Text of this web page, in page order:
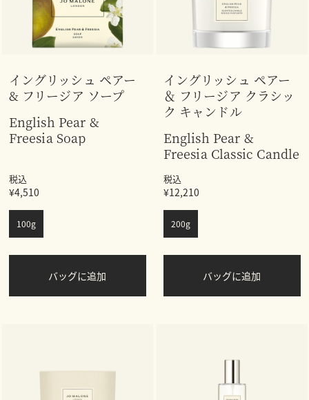
イングリッシュ ペアー
& フリージア ソープ
English Pear &
Freesia Soap
税込
¥4,510
100g
バッグに追加
イングリッシュ ペアー
＆ フリージア クラシッ
ク キャンドル
English Pear &
Freesia Classic Candle
税込
¥12,210
200g
バッグに追加